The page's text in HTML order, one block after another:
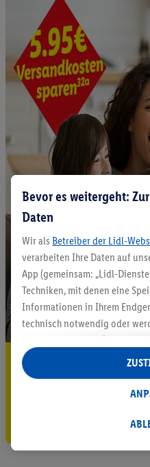
5.95 €
Bevor es weitergeht:
Daten
Wir als Betreiber der Lidl-
verarbeiten Ihre Daten auf
App (gemeinsam: „Lidl-
Techniken, mit denen eine
Informationen in Ihrem
technisch notwendig oder
auch durch Partner (u.a.
Verantwortliche; im
insgesamt
Statistik-Erstellung oder für
Datenverarbeitungen für